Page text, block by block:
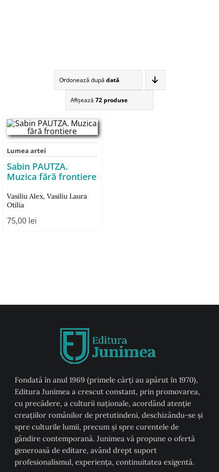
Ordonează după dată
Afişează 72 produse
Lumea artei
Sabin PAUTZA.
Muzica fără frontiere
Vasiliu Alex,Vasiliu Laura
Otilia
75,00 lei
Fondată în anul 1969 (primele cărți au apărut în 1970),
Editura Junimea a crescut constant, prin promovarea,
cu precădere, a culturii naţionale, acordând atenţie
creaţiilor românilor de pretutindeni, deschizându-se şi
spre culturile lumii, precum şi spre curentele de
gândire contemporană. Junimea vă propune o ofertă
generoasă de editare, având drept suport
profesionalismul, experiența, continuitatea exigentă.